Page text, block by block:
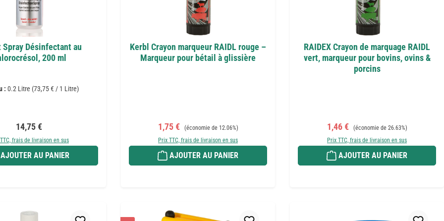
Spray Désinfectant au
200 ml
: 0.2 Litre (73,75 € / 1 Litre)
Prix régulier :
14,75 €
frais de livraison en sus
AJOUTER AU PANIER
Kerbl Crayon marqueur RAIDL rouge –
Marqueur pour bétail à glissière
Prix de vente :
1,75 € Prix régulier :
(économie de 12.06%)
Prix TTC, frais de livraison en sus
AJOUTER AU PANIER
RAIDEX Crayon de marquage RAIDL
vert, marqueur pour bovins, ovins &
porcins
Prix de vente :
1,46 € Prix régulier :
(économie de 26.63%)
Prix TTC, frais de livraison en sus
AJOUTER AU PANIER